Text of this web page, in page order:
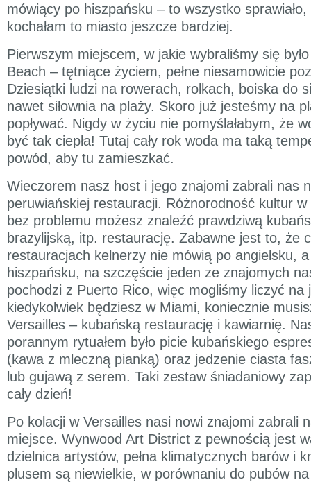
mówiący po hiszpańsku – to wszystko
kochałam to miasto jeszcze bardziej.
Pierwszym miejscem, w jakie wybraliśmy się
Beach – tętniące życiem, pełne niesamowicie
Dziesiątki ludzi na rowerach, rolkach, boiska do
nawet siłownia na plaży. Skoro już jesteśmy na
popływać. Nigdy w życiu nie pomyślałabym, że
być tak ciepła! Tutaj cały rok woda ma taką
powód, aby tu zamieszkać.
Wieczorem nasz host i jego znajomi zabrali nas
peruwiańskiej restauracji. Różnorodność kultur
bez problemu możesz znaleźć prawdziwą
brazylijską, itp. restaurację. Zabawne jest to, że
restauracjach kelnerzy nie mówią po angielsku,
hiszpańsku, na szczęście jeden ze znajomych
pochodzi z Puerto Rico, więc mogliśmy liczyć na
kiedykolwiek będziesz w Miami, koniecznie
Versailles – kubańską restaurację i kawiarnię.
porannym rytuałem było picie kubańskiego
(kawa z mleczną pianką) oraz jedzenie ciasta
lub gujawą z serem. Taki zestaw śniadaniowy
cały dzień!
Po kolacji w Versailles nasi nowi znajomi zabrali
miejsce. Wynwood Art District z pewnością jest
dzielnica artystów, pełna klimatycznych barów i
plusem są niewielkie, w porównaniu do pubów